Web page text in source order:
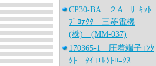
CP30-BA ２A ｻｰｷｯﾄ
ﾌﾟﾛﾃｸﾀ 三菱電機
(株) (MM-037)
170365-1 圧着端子ｺﾝﾀ
ｸﾄ ﾀｲｺｴﾚｸﾄﾛﾆｸｽ